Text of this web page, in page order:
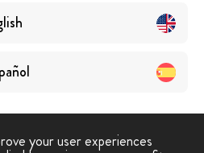
your user experiences